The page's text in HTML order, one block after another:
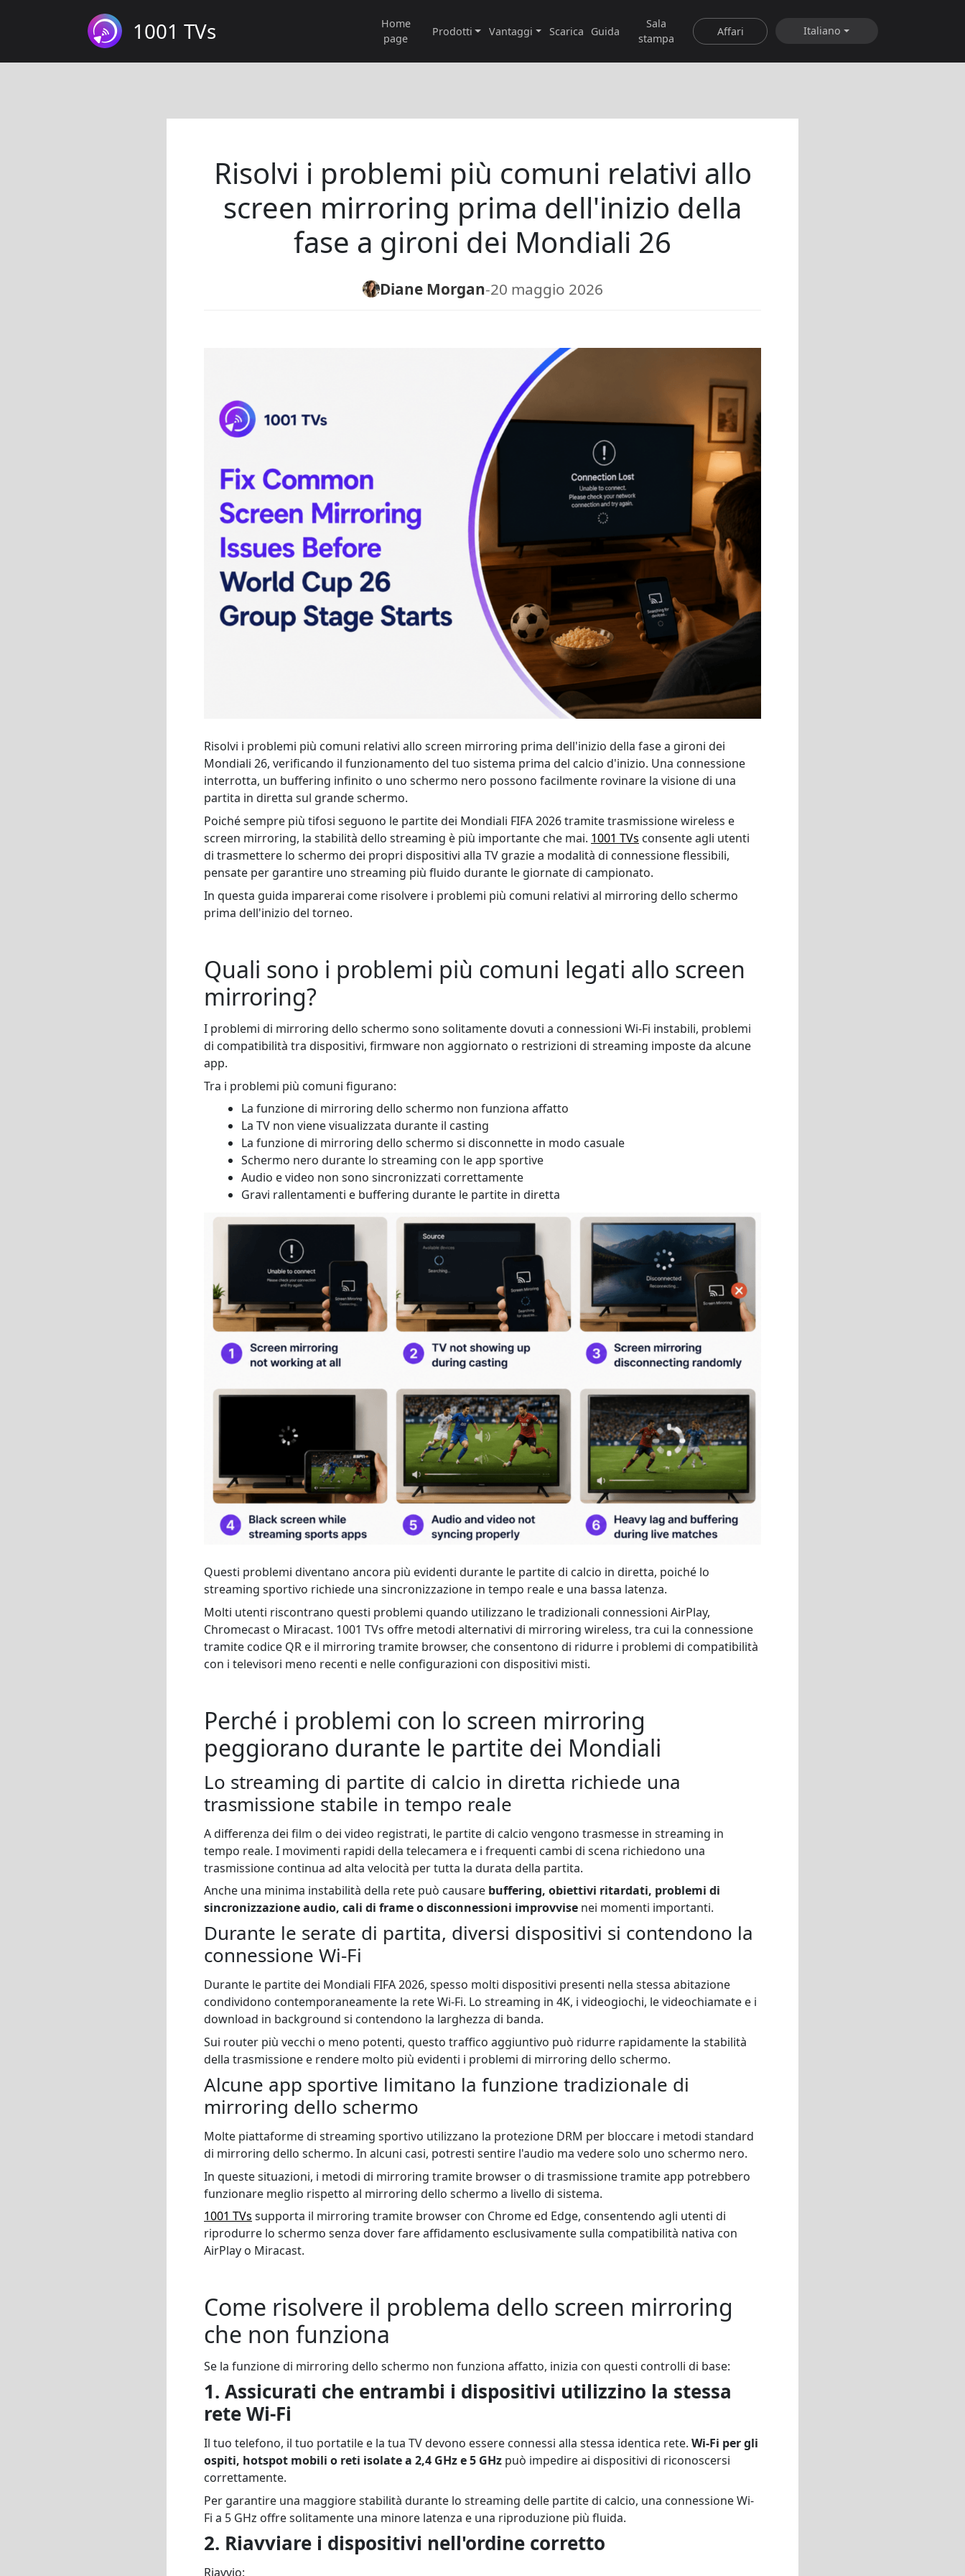
1001 TVs
Home
page
Prodotti Vantaggi Scarica Guida
Sala
stampa
Affari Italiano
Risolvi i problemi più comuni relativi allo
screen mirroring prima dell'inizio della
fase a gironi dei Mondiali 26
Diane Morgan-20 maggio 2026
Risolvi i problemi più comuni relativi allo screen mirroring prima dell'inizio della fase a gironi dei
Mondiali 26, verificando il funzionamento del tuo sistema prima del calcio d'inizio. Una connessione
interrotta, un buffering infinito o uno schermo nero possono facilmente rovinare la visione di una
partita in diretta sul grande schermo.
Poiché sempre più tifosi seguono le partite dei Mondiali FIFA 2026 tramite trasmissione wireless e
screen mirroring, la stabilità dello streaming è più importante che mai. 1001 TVs consente agli utenti
di trasmettere lo schermo dei propri dispositivi alla TV grazie a modalità di connessione flessibili,
pensate per garantire uno streaming più fluido durante le giornate di campionato.
In questa guida imparerai come risolvere i problemi più comuni relativi al mirroring dello schermo
prima dell'inizio del torneo.
Quali sono i problemi più comuni legati allo screen
mirroring?
I problemi di mirroring dello schermo sono solitamente dovuti a connessioni Wi-Fi instabili, problemi
di compatibilità tra dispositivi, firmware non aggiornato o restrizioni di streaming imposte da alcune
app.
Tra i problemi più comuni figurano:
La funzione di mirroring dello schermo non funziona affatto
La TV non viene visualizzata durante il casting
La funzione di mirroring dello schermo si disconnette in modo casuale
Schermo nero durante lo streaming con le app sportive
Audio e video non sono sincronizzati correttamente
Gravi rallentamenti e buffering durante le partite in diretta
Questi problemi diventano ancora più evidenti durante le partite di calcio in diretta, poiché lo
streaming sportivo richiede una sincronizzazione in tempo reale e una bassa latenza.
Molti utenti riscontrano questi problemi quando utilizzano le tradizionali connessioni AirPlay,
Chromecast o Miracast. 1001 TVs offre metodi alternativi di mirroring wireless, tra cui la connessione
tramite codice QR e il mirroring tramite browser, che consentono di ridurre i problemi di compatibilità
con i televisori meno recenti e nelle configurazioni con dispositivi misti.
Perché i problemi con lo screen mirroring
peggiorano durante le partite dei Mondiali
Lo streaming di partite di calcio in diretta richiede una
trasmissione stabile in tempo reale
A differenza dei film o dei video registrati, le partite di calcio vengono trasmesse in streaming in
tempo reale. I movimenti rapidi della telecamera e i frequenti cambi di scena richiedono una
trasmissione continua ad alta velocità per tutta la durata della partita.
Anche una minima instabilità della rete può causare buffering, obiettivi ritardati, problemi di
sincronizzazione audio, cali di frame o disconnessioni improvvise nei momenti importanti.
Durante le serate di partita, diversi dispositivi si contendono la
connessione Wi-Fi
Durante le partite dei Mondiali FIFA 2026, spesso molti dispositivi presenti nella stessa abitazione
condividono contemporaneamente la rete Wi-Fi. Lo streaming in 4K, i videogiochi, le videochiamate e i
download in background si contendono la larghezza di banda.
Sui router più vecchi o meno potenti, questo traffico aggiuntivo può ridurre rapidamente la stabilità
della trasmissione e rendere molto più evidenti i problemi di mirroring dello schermo.
Alcune app sportive limitano la funzione tradizionale di
mirroring dello schermo
Molte piattaforme di streaming sportivo utilizzano la protezione DRM per bloccare i metodi standard
di mirroring dello schermo. In alcuni casi, potresti sentire l'audio ma vedere solo uno schermo nero.
In queste situazioni, i metodi di mirroring tramite browser o di trasmissione tramite app potrebbero
funzionare meglio rispetto al mirroring dello schermo a livello di sistema.
1001 TVs supporta il mirroring tramite browser con Chrome ed Edge, consentendo agli utenti di
riprodurre lo schermo senza dover fare affidamento esclusivamente sulla compatibilità nativa con
AirPlay o Miracast.
Come risolvere il problema dello screen mirroring
che non funziona
Se la funzione di mirroring dello schermo non funziona affatto, inizia con questi controlli di base:
1. Assicurati che entrambi i dispositivi utilizzino la stessa
rete Wi-Fi
Il tuo telefono, il tuo portatile e la tua TV devono essere connessi alla stessa identica rete. Wi-Fi per gli
ospiti, hotspot mobili o reti isolate a 2,4 GHz e 5 GHz può impedire ai dispositivi di riconoscersi
correttamente.
Per garantire una maggiore stabilità durante lo streaming delle partite di calcio, una connessione Wi-
Fi a 5 GHz offre solitamente una minore latenza e una riproduzione più fluida.
2. Riavviare i dispositivi nell'ordine corretto
Riavvio: